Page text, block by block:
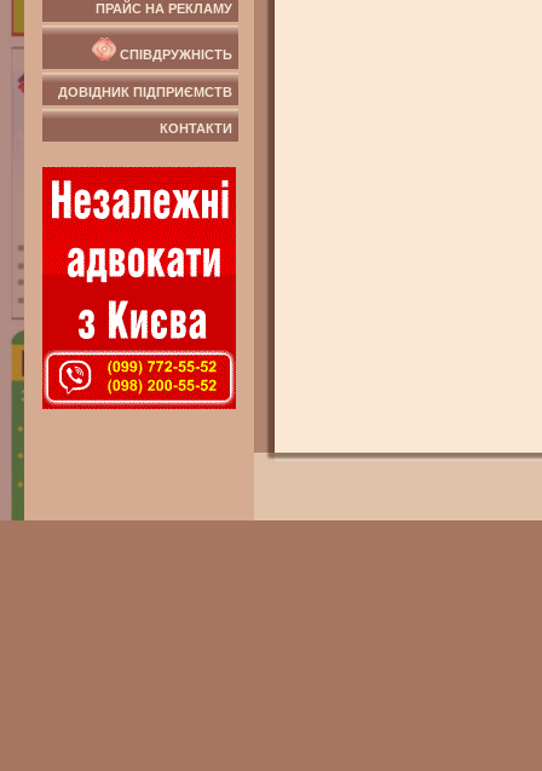
ПРАЙС НА РЕКЛАМУ
СПІВДРУЖНІСТЬ
ДОВІДНИК ПІДПРИЄМСТВ
КОНТАКТИ